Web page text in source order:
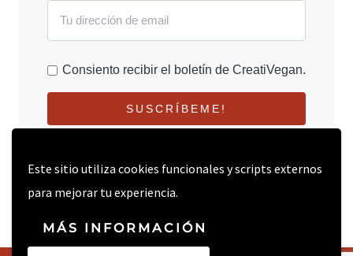
Este sitio utiliza cookies funcionales y scripts externos
para mejorar tu experiencia.
MÁS INFORMACIÓN
Consiento recibir el boletín de CreatiVegan.
SUSCRÍBEME!